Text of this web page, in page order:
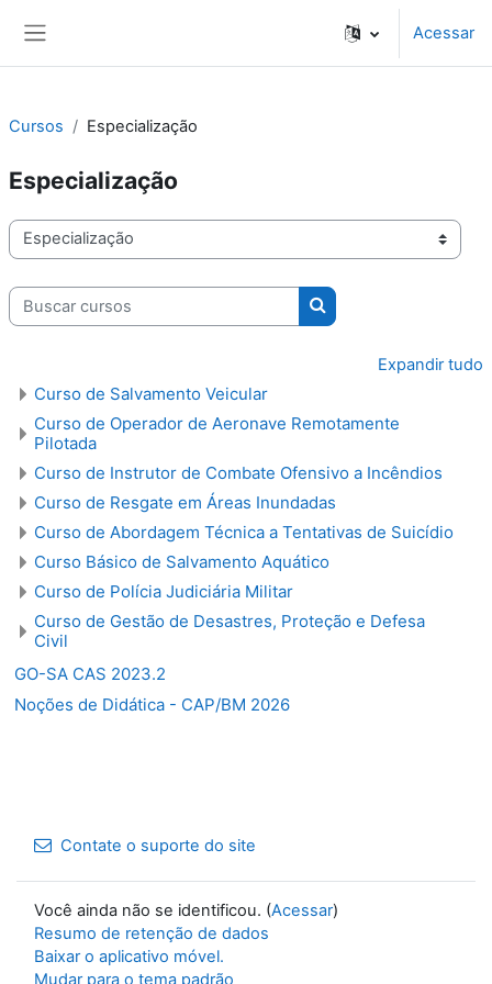
Acessar
Cursos Especialização
Especialização
Categorias de Cursos
Buscar cursos
Buscar cursos
Expandir tudo
Curso de Salvamento Veicular
Curso de Operador de Aeronave Remotamente
Pilotada
Curso de Instrutor de Combate Ofensivo a Incêndios
Curso de Resgate em Áreas Inundadas
Curso de Abordagem Técnica a Tentativas de Suicídio
Curso Básico de Salvamento Aquático
Curso de Polícia Judiciária Militar
Curso de Gestão de Desastres, Proteção e Defesa
Civil
GO-SA CAS 2023.2
Noções de Didática - CAP/BM 2026
Contate o suporte do site
Você ainda não se identificou. (Acessar)
Resumo de retenção de dados
Baixar o aplicativo móvel.
Mudar para o tema padrão